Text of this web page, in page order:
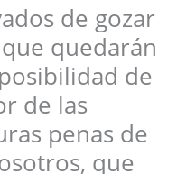
de gozar
quedarán
de
de las
penas de
que